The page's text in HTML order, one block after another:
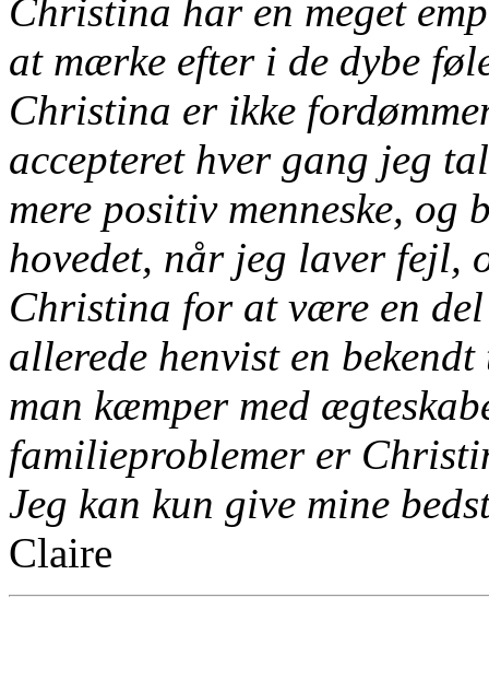
Christina har en meget
at mærke efter i de dybe
Christina er ikke
accepteret hver gang jeg
mere positiv menneske,
hovedet, når jeg laver fejl,
Christina for at være en
allerede henvist en
man kæmper med
familieproblemer er
Jeg kan kun give mine
Claire